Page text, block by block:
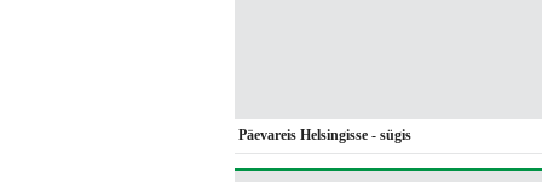
Päevareis Helsingisse - sügis